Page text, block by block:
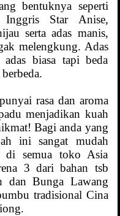
bentuknya seperti
Inggris Star Anise,
serta adas manis,
melengkung. Adas
biasa tapi beda
rasa dan aroma
menjadikan kuah
Bagi anda yang
ini sangat mudah
di semua toko Asia
3 dari bahan tsb
dan Bunga Lawang
tradisional Cina